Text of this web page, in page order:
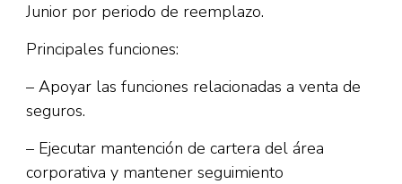
Junior por periodo de reemplazo.
Principales funciones:
– Apoyar las funciones relacionadas a venta de
seguros.
– Ejecutar mantención de cartera del área
corporativa y mantener seguimiento